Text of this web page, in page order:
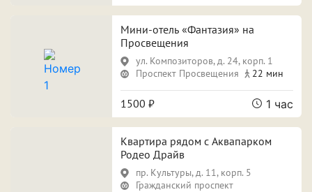
Мини-отель «Фантазия» на
Просвещения
ул. Композиторов, д. 24, корп. 1
Проспект Просвещения
22 мин
1500 ₽ 1 час
Квартира рядом с Аквапарком
Родео Драйв
пр. Культуры, д. 11, корп. 5
Гражданский проспект